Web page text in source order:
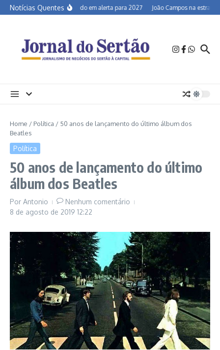
Ir para o conteúdo
Notícias QuentesSemiárido em alerta para 2027 João Campos na estrada
Home / Política / 50 anos de lançamento do último álbum dos
Beatles
Política
50 anos de lançamento do último
álbum dos Beatles
Por Antonio
Nenhum comentário
8 de agosto de 2019 12:22